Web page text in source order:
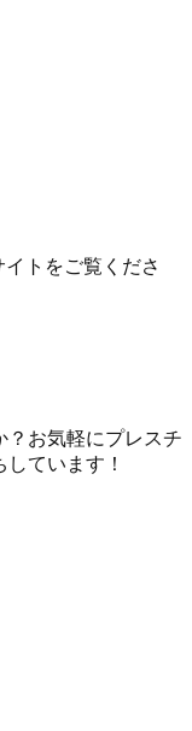
イトをご覧くださ
？お気軽にプレスチ
ています！